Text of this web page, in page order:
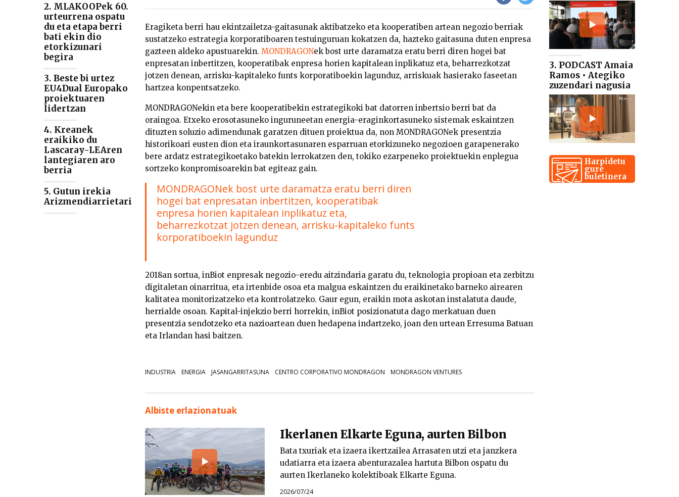
2. MLAKOOPek 60.
urteurrena ospatu
du eta etapa berri
bati ekin dio
etorkizunari
begira
3. Beste bi urtez
EU4Dual Europako
proiektuaren
lidertzan
4. Kreanek
eraikiko du
Lascaray-LEAren
lantegiaren aro
berria
5. Gutun irekia
Arizmendiarrietari
Eragiketa berri hau ekintzailetza-gaitasunak aktibatzeko eta kooperatiben artean negozio berriak
sustatzeko estrategia korporatiboaren testuinguruan kokatzen da, hazteko gaitasuna duten enpresa
gazteen aldeko apustuarekin. MONDRAGONek bost urte daramatza eratu berri diren hogei bat
enpresatan inbertitzen, kooperatibak enpresa horien kapitalean inplikatuz eta, beharrezkotzat
jotzen denean, arrisku-kapitaleko funts korporatiboekin lagunduz, arriskuak hasierako faseetan
hartzea konpentsatzeko.
MONDRAGONekin eta bere kooperatibekin estrategikoki bat datorren inbertsio berri bat da
oraingoa. Etxeko erosotasuneko inguruneetan energia-eraginkortasuneko sistemak eskaintzen
dituzten soluzio adimendunak garatzen dituen proiektua da, non MONDRAGONek presentzia
historikoari eusten dion eta iraunkortasunaren esparruan etorkizuneko negozioen garapenerako
bere ardatz estrategikoetako batekin lerrokatzen den, tokiko ezarpeneko proiektuekin enplegua
sortzeko konpromisoarekin bat egiteaz gain.
MONDRAGONek bost urte daramatza eratu berri diren
hogei bat enpresatan inbertitzen, kooperatibak
enpresa horien kapitalean inplikatuz eta,
beharrezkotzat jotzen denean, arrisku-kapitaleko funts
korporatiboekin lagunduz
2018an sortua, inBiot enpresak negozio-eredu aitzindaria garatu du, teknologia propioan eta zerbitzu
digitaletan oinarritua, eta irtenbide osoa eta malgua eskaintzen du eraikinetako barneko airearen
kalitatea monitorizatzeko eta kontrolatzeko. Gaur egun, eraikin mota askotan instalatuta daude,
herrialde osoan. Kapital-injekzio berri horrekin, inBiot posizionatuta dago merkatuan duen
presentzia sendotzeko eta nazioartean duen hedapena indartzeko, joan den urtean Erresuma Batuan
eta Irlandan hasi baitzen.
INDUSTRIA ENERGIA JASANGARRITASUNA CENTRO CORPORATIVO MONDRAGON MONDRAGON VENTURES
Albiste erlazionatuak
Ikerlanen Elkarte Eguna, aurten Bilbon
Bata txuriak eta izaera ikertzailea Arrasaten utzi eta janzkera
udatiarra eta izaera abenturazalea hartuta Bilbon ospatu du
aurten Ikerlaneko kolektiboak Elkarte Eguna.
2026/07/24
3. PODCAST Amaia
Ramos • Ategiko
zuzendari nagusia
Harpidetu
gure
buletinera